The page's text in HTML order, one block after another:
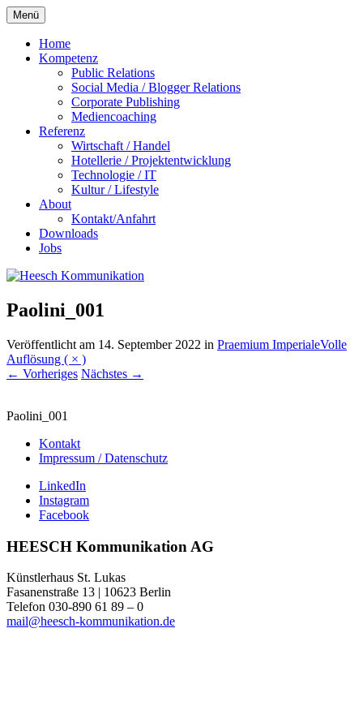
Menü Zum
Inhalt
springen
Home
Kompetenz
Public Relations
Social Media / Blogger Relations
Corporate Publishing
Mediencoaching
Referenz
Wirtschaft / Handel
Hotellerie / Projektentwicklung
Technologie / IT
Kultur / Lifestyle
About
Kontakt/Anfahrt
Downloads
Jobs
Paolini_001
Veröffentlicht am 14. September 2022 in Praemium ImperialeVolle
Auflösung ( × )
← Vorheriges Nächstes →
Paolini_001
Kontakt
Impressum / Datenschutz
LinkedIn
Instagram
Facebook
HEESCH Kommunikation AG
Künstlerhaus St. Lukas
Fasanenstraße 13 | 10623 Berlin
Telefon 030-890 61 89 – 0
mail@heesch-kommunikation.de